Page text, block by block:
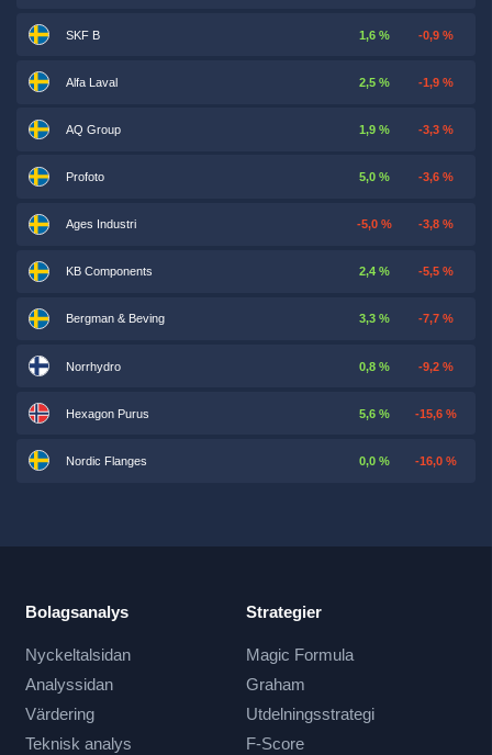
SKF B 1,6 % -0,9 %
Alfa Laval 2,5 % -1,9 %
AQ Group 1,9 % -3,3 %
Profoto 5,0 % -3,6 %
Ages Industri -5,0 % -3,8 %
KB Components 2,4 % -5,5 %
Bergman & Beving 3,3 % -7,7 %
Norrhydro 0,8 % -9,2 %
Hexagon Purus 5,6 % -15,6 %
Nordic Flanges 0,0 % -16,0 %
Bolagsanalys
Nyckeltalsidan
Analyssidan
Värdering
Teknisk analys
Strategier
Magic Formula
Graham
Utdelningsstrategi
F-Score